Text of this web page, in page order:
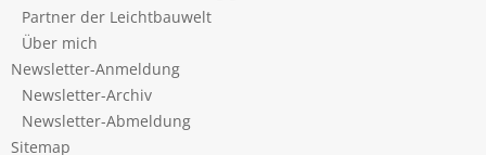
Partner der Leichtbauwelt
Über mich
Newsletter-Anmeldung
Newsletter-Archiv
Newsletter-Abmeldung
Sitemap